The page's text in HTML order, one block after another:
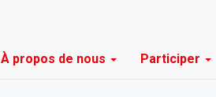
À propos de nous Participer